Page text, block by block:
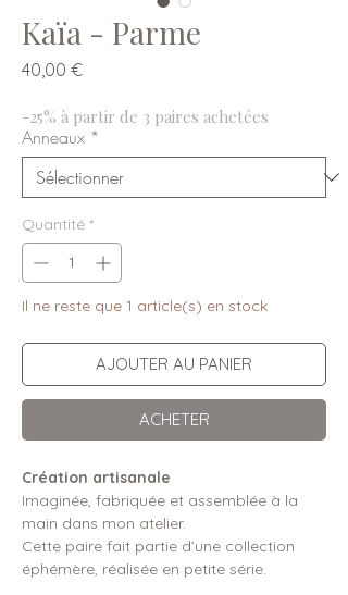
Kaïa - Parme
40,00 €Prix
-25% à partir de 3 paires achetées
Anneaux *
Quantité *
Il ne reste que 1 article(s) en stock
AJOUTER AU PANIER
ACHETER
Création artisanale
Imaginée, fabriquée et assemblée à la
main dans mon atelier.
Cette paire fait partie d’une collection
éphémère, réalisée en petite série.